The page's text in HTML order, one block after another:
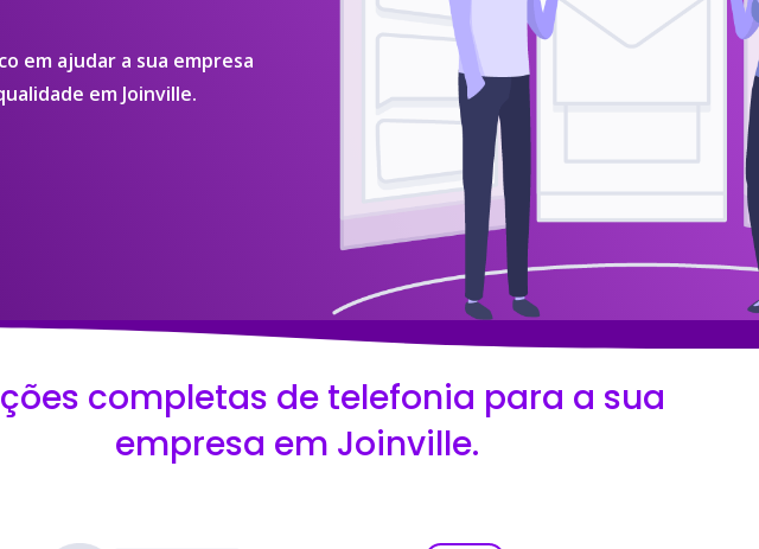
em ajudar a sua empresa
em Joinville.
completas de telefonia para a sua
empresa em Joinville.